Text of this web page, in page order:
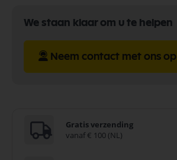
We staan klaar om u te helpen
Neem contact met ons op
Gratis verzending
vanaf € 100 (NL)